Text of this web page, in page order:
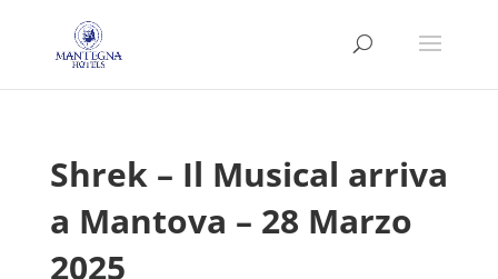
Shrek – Il Musical arriva
a Mantova – 28 Marzo
2025